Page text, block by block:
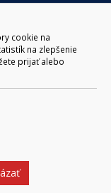
cookie na
na zlepšenie
prijať alebo
1, Brezno
Email:
prevádzkovateľ:
Hronom 965 01
údajov